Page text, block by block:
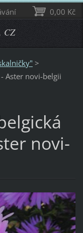
CZ
>
Aster novi-belgii
novi-
0,00 Kč